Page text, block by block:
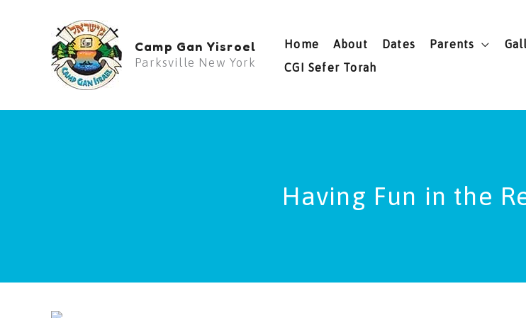
Camp Gan Yisroel
Parksville New York
Home About Dates Parents
CGI Sefer Torah
Having Fun in the